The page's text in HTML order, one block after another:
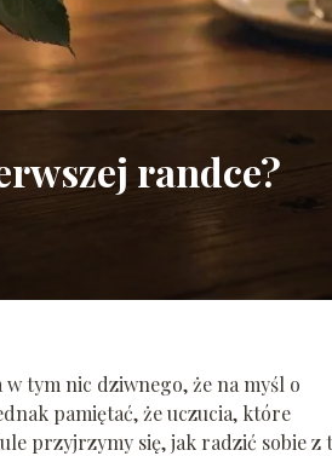
randce?
tym nic dziwnego, że na myśl o
pamiętać, że uczucia, które
przyjrzymy się, jak radzić sobie z